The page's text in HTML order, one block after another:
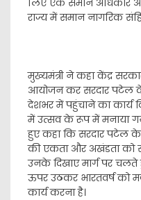
राज्य में समान नागरिक
मुख्यमंत्री ने कहा केंद्र सरकार
आयोजन कर सरदार पटेल
देशभर में पहुंचाने का कार्य
में उत्सव के रूप में मनाया
हुए कहा कि सरदार पटेल
की एकता और अखंडता को
उनके दिखाए मार्ग पर चलते
ऊपर उठकर भारतवर्ष को
कार्य करना है।